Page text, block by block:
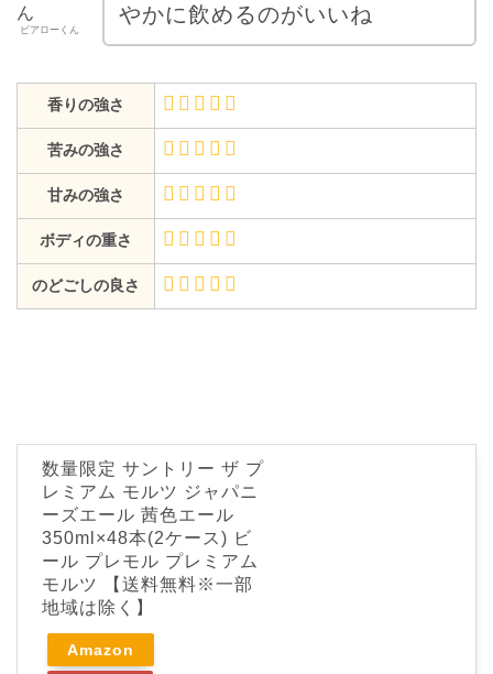
ビアローくん
やかに飲めるのがいいね
香りの強さ
苦みの強さ
甘みの強さ
ボディの重さ
のどごしの良さ
数量限定 サントリー ザ プ
レミアム モルツ ジャパニ
ーズエール 茜色エール
350ml×48本(2ケース) ビ
ール プレモル プレミアム
モルツ 【送料無料※一部
地域は除く】
Amazon